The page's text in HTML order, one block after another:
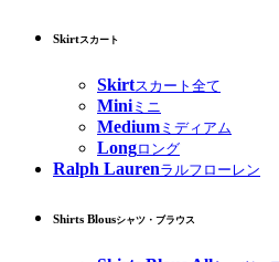
Skirtスカート
Skirtスカート全て
Miniミニ
Medium ミディアム
Longロング
Ralph Laurenラルフローレン
Shirts Blousシャツ・ブラウス